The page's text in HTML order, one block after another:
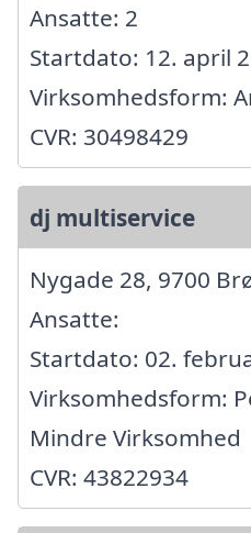
Ansatte: 2
Startdato: 12. april
Virksomhedsform:
CVR: 30498429
dj multiservice
Nygade 28, 9700
Ansatte:
Startdato: 02.
Virksomhedsform:
Mindre Virksomhed
CVR: 43822934